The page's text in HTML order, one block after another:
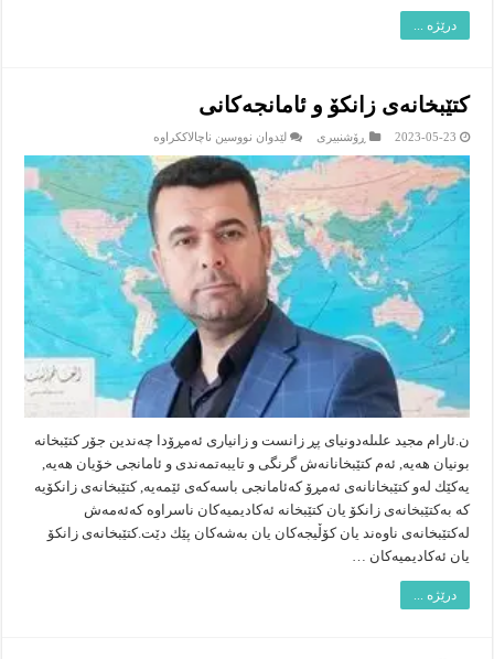
درێژە ...
كتێبخانه‌ى زانكۆ و ئامانجه‌كانى
2023-05-23 ڕۆشنبیرى لێدوان نووسین ناچالاککراوە
زانكۆ
و
ئامانجه‌كانى
ن.ئارام مجید علىله‌‌دونیاى پڕ زانست و زانیارى ئه‌مڕۆدا چه‌ندین جۆر كتێبخانه‌
بونیان هه‌یه‌, ئه‌م كتێبخانانه‌ش گرنگى و تایبه‌تمه‌ندى و ئامانجى خۆیان هه‌یه‌,
یه‌كێك له‌و كتێبخانانه‌ى ئه‌مڕۆ كه‌ئامانجى باسه‌كه‌ى ئێمه‌یه‌, كتێبخانه‌ى زانكۆیه‌
كه‌ به‌كتێبخانه‌ى زانكۆ یان كتێبخانه‌ ئه‌كادیمیه‌كان ناسراوه‌ كه‌ئه‌مه‌ش
له‌كتێبخانه‌ى ناوه‌ند یان كۆڵیجه‌كان یان به‌شه‌كان پێك دێت.كتێبخانه‌ى زانكۆ
یان ئه‌كادیمیه‌كان …
درێژە ...